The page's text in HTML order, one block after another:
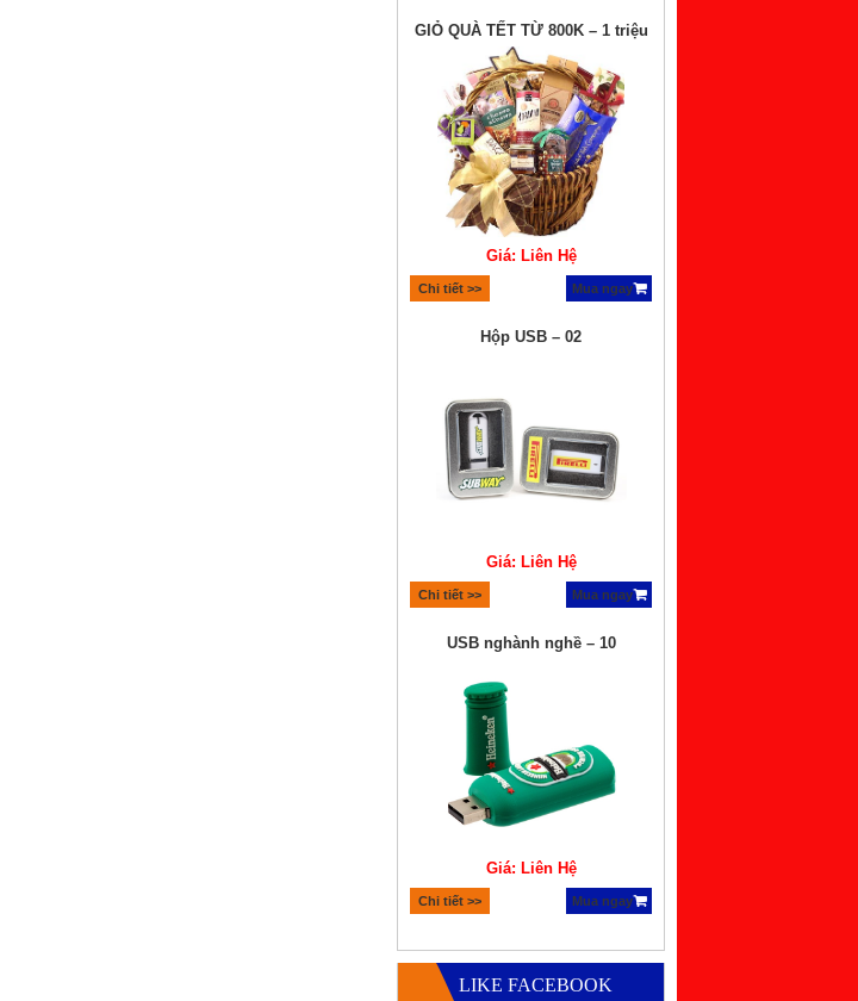
GIỎ QUÀ TẾT TỪ 800K – 1 triệu
Giá: Liên Hệ
Chi tiết >> Mua ngay
Hộp USB – 02
Giá: Liên Hệ
Chi tiết >> Mua ngay
USB nghành nghề – 10
Giá: Liên Hệ
Chi tiết >> Mua ngay
Quà tặng bộ xếp hình lego
LIKE FACEBOOK